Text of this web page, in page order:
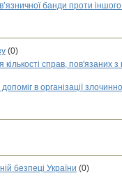
банди проти
(0)
справ, пов'язаних
в організації
безпеці України (0)